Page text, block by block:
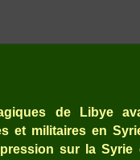
de Libye
et militaires en
sur la